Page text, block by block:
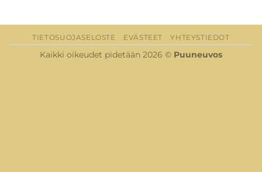
TIETOSUOJASELOSTE EVÄSTEET YHTEYSTIEDOT
Kaikki oikeudet pidetään 2026 © Puuneuvos